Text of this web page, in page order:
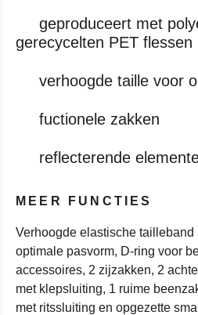
geproduceert met
gerecycelten PET flessen
verhoogde taille voor
fuctionele zakken
reflecterende
MEER FUNCTIES
Verhoogde elastische tailleband
optimale pasvorm, D-ring voor
accessoires, 2 zijzakken, 2
met klepsluiting, 1 ruime
met ritssluiting en opgezette